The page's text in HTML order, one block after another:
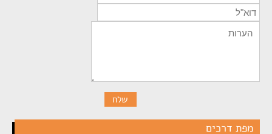
מפת דרכים